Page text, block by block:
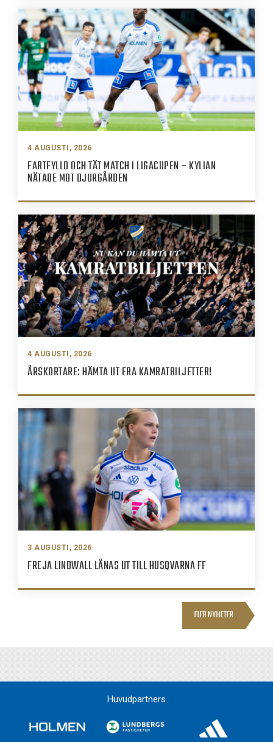
4 AUGUSTI, 2026
FARTFYLLD OCH TÄT MATCH I LIGACUPEN – KYLIAN
NÄTADE MOT DJURGÅRDEN
4 AUGUSTI, 2026
ÅRSKORTARE: HÄMTA UT ERA KAMRATBILJETTER!
3 AUGUSTI, 2026
FREJA LINDWALL LÅNAS UT TILL HUSQVARNA FF
FLER NYHETER
Huvudpartners